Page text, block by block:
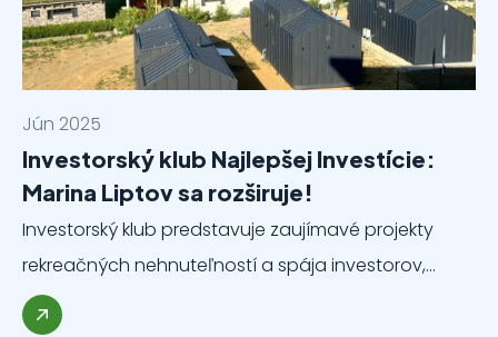
Jún 2025
Investorský klub Najlepšej Investície:
Marina Liptov sa rozširuje!
Investorský klub predstavuje zaujímavé projekty
rekreačných nehnuteľností a spája investorov,…